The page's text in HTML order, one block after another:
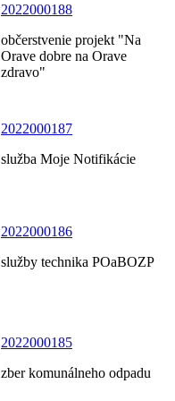
2022000188
občerstvenie projekt "Na
Orave dobre na Orave
zdravo"
2022000187
služba Moje Notifikácie
2022000186
služby technika POaBOZP
2022000185
zber komunálneho odpadu